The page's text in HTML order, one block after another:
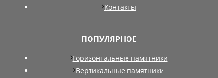
Контакты
ПОПУЛЯРНОЕ
Горизонтальные памятники
Вертикальные памятники